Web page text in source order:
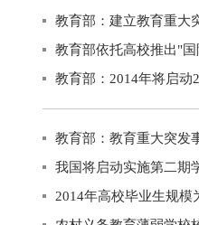
教育部：建立教育重大
教育部依托高校推出"
教育部：2014年将启动
教育部：教育重大突发
我国将启动实施第二期
2014年高校毕业生规模